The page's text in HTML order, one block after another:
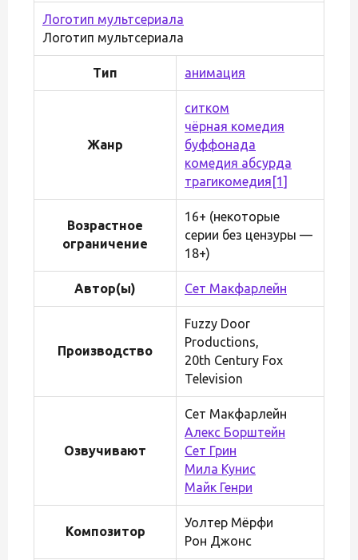
Логотип мультсериала
Логотип мультсериала
Тип анимация
Жанр
cитком
чёрная комедия
буффонада
комедия абсурда
трагикомедия [1]
Возрастное
ограничение
16+ (некоторые
серии без цензуры —
18+)
Автор(ы) Сет Макфарлейн
Производство
Fuzzy Door
Productions,
20th Century Fox
Television
Озвучивают
Сет Макфарлейн
Алекс Борштейн
Сет Грин
Мила Кунис
Майк Генри
Композитор
Уолтер Мёрфи
Рон Джонс